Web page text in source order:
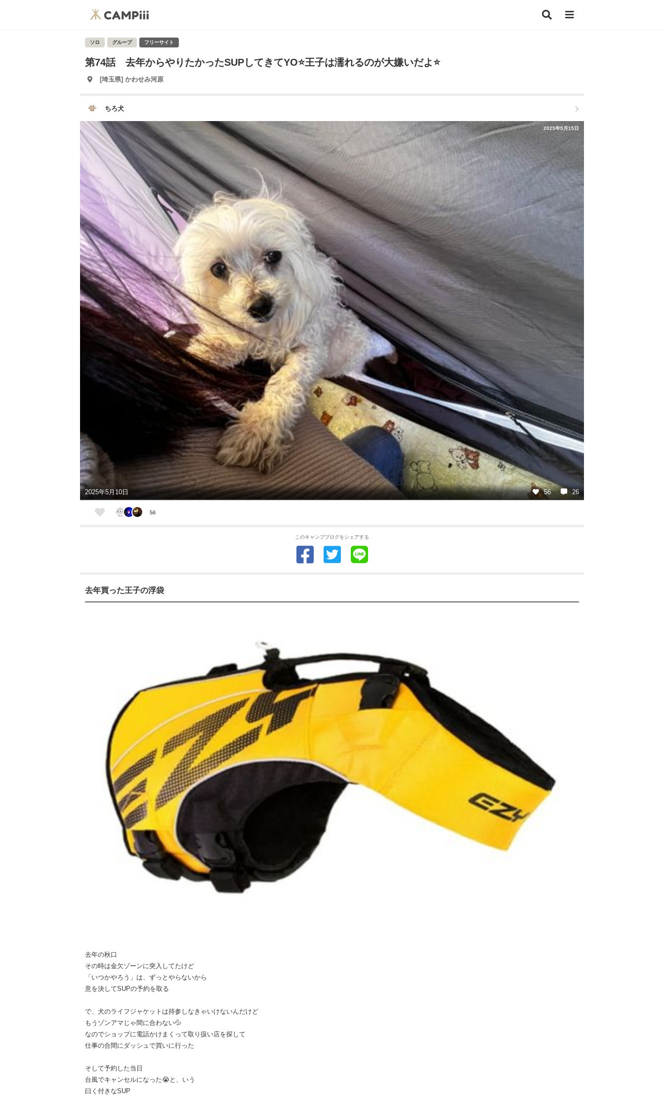
ソロ グループ フリーサイト
第74話 去年からやりたかったSUPしてきてYO⭐️王子は濡れるのが大嫌いだよ⭐️
[埼玉県] かわせみ河原
ちろ犬
2025年5月15日
2025年5月10日 56 26
56
このキャンプブログをシェアする
去年買った王子の浮袋
去年の秋口
その時は金欠ゾーンに突入してたけど
「いつかやろう」は、ずっとやらないから
意を決してSUPの予約を取る
で、犬のライフジャケットは持参しなきゃいけないんだけど
もうゾンアマじゃ間に合わない💦
なのでショップに電話かけまくって取り扱い店を探して
仕事の合間にダッシュで買いに行った
そして予約した当日
台風でキャンセルになった😭と、いう
曰く付きなSUP